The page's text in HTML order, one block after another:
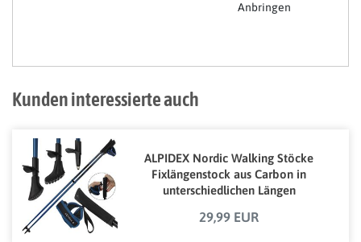
Anbringen
Kunden interessierte auch
ALPIDEX Nordic Walking Stöcke
Fixlängenstock aus Carbon in
unterschiedlichen Längen
29,99 EUR